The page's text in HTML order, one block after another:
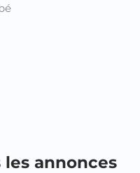
annonces